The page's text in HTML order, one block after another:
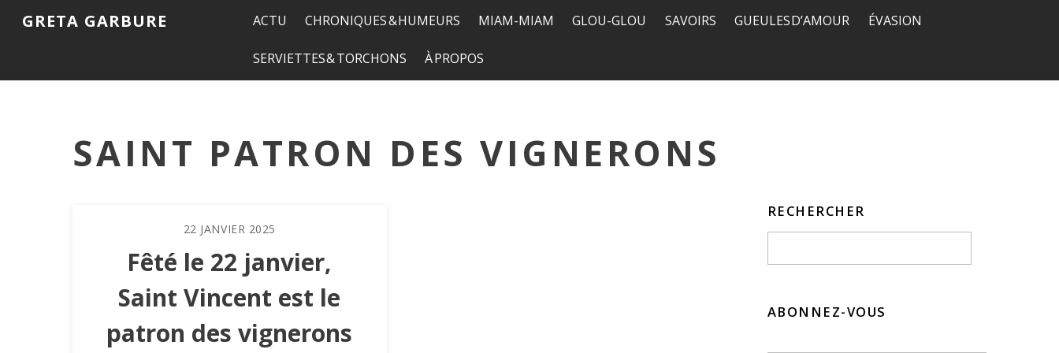
GRETA GARBURE ACTU CHRONIQUES & HUMEURS MIAM-MIAM GLOU-GLOU SAVOIRS GUEULES D’AMOUR ÉVASION
SERVIETTES & TORCHONS À PROPOS
SAINT PATRON DES VIGNERONS
22 JANVIER 2025
Fêté le 22 janvier,
Saint Vincent est le
patron des vignerons
RECHERCHER
ABONNEZ-VOUS